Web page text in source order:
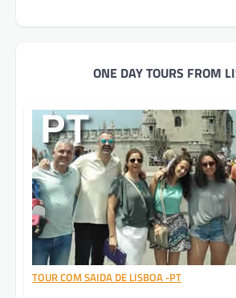
ONE DAY TOURS FROM
TOUR COM SAIDA DE LISBOA -PT